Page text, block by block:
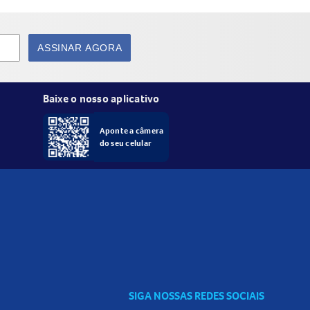
ASSINAR AGORA
Baixe o nosso aplicativo
Aponte a câmera
do seu celular
SIGA NOSSAS REDES SOCIAIS